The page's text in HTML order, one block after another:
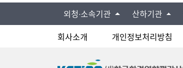
외청∙소속기관 산하기관
회사소개
개인정보처리방침